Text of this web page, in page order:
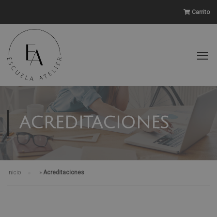
Carrito
ACREDITACIONES
Inicio » Acreditaciones